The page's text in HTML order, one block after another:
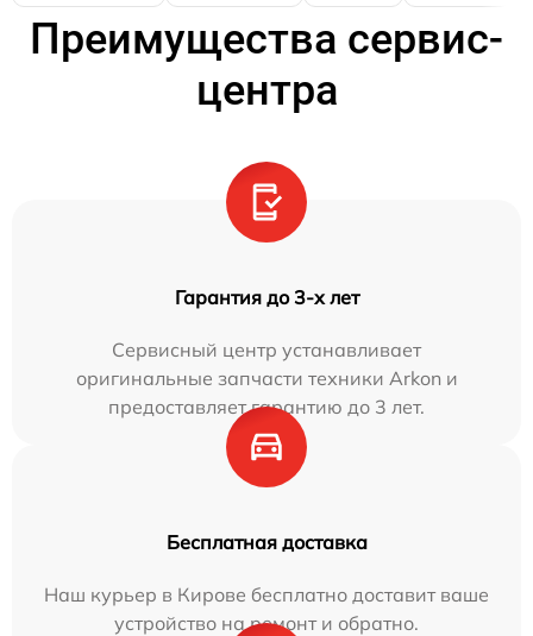
Преимущества сервис-
центра
Гарантия до 3-х лет
Сервисный центр устанавливает
оригинальные запчасти техники Arkon и
предоставляет гарантию до 3 лет.
Бесплатная доставка
Наш курьер в Кирове бесплатно доставит ваше
устройство на ремонт и обратно.